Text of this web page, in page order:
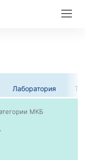
Лаборатория